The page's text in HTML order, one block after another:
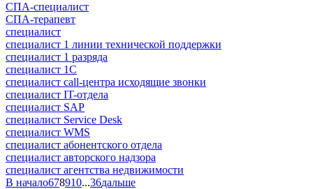
СПА-специалист
СПА-терапевт
специалист
специалист 1 линии технической поддержки
специалист 1 разряда
специалист 1С
специалист call-центра исходящие звонки
специалист IT-отдела
специалист SAP
специалист Service Desk
специалист WMS
специалист абонентского отдела
специалист авторского надзора
специалист агентства недвижимости
В начало678910...36дальше